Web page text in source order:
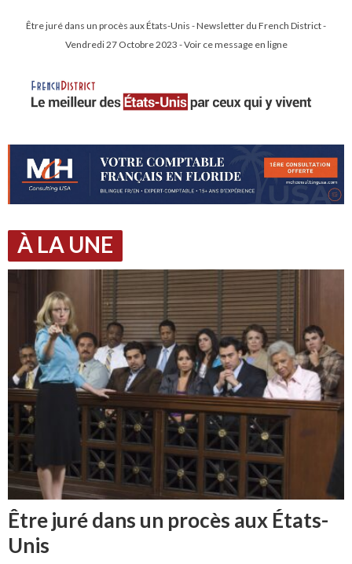
Être juré dans un procès aux États-Unis - Newsletter du French District -
Vendredi 27 Octobre 2023 - Voir ce message en ligne
À LA UNE
Être juré dans un procès aux États-
Unis